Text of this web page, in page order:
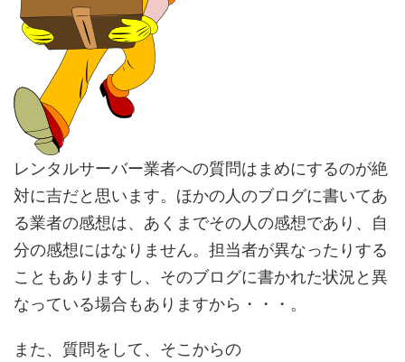
レンタルサーバー業者への質問はまめにするのが絶
対に吉だと思います。ほかの人のブログに書いてあ
る業者の感想は、あくまでその人の感想であり、自
分の感想にはなりません。担当者が異なったりする
こともありますし、そのブログに書かれた状況と異
なっている場合もありますから・・・。
また、質問をして、そこからの